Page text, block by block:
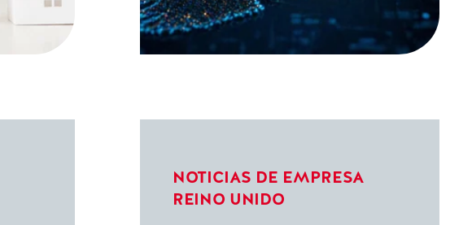
NOTICIAS DE EMPRESA
REINO UNIDO